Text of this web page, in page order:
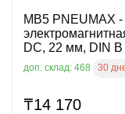
MB5 PNEUMAX
DC, 22 мм, DIN
доп. склад: 468 30
₸14 170